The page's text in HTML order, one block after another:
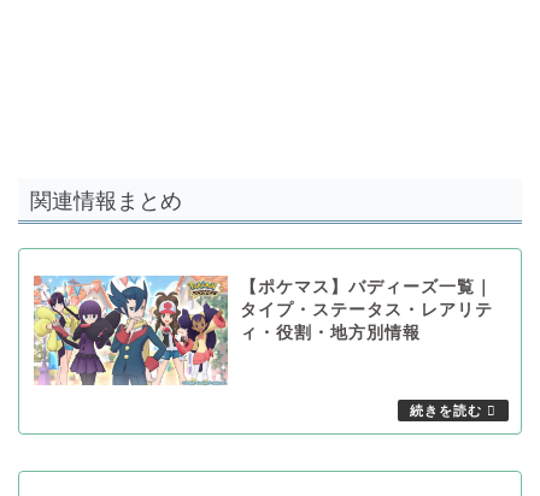
関連情報まとめ
【ポケマス】バディーズ一覧｜
タイプ・ステータス・レアリテ
ィ・役割・地方別情報